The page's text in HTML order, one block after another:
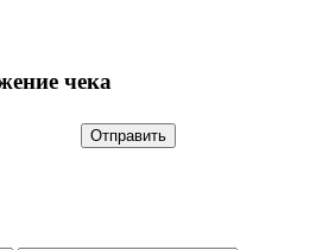
чека
Отправить